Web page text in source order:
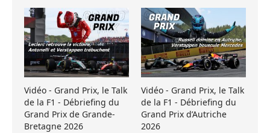
Vidéo - Grand Prix, le Talk
de la F1 - Débriefing du
Grand Prix de Grande-
Bretagne 2026
Vidéo - Grand Prix, le Talk
de la F1 - Débriefing du
Grand Prix d’Autriche
2026